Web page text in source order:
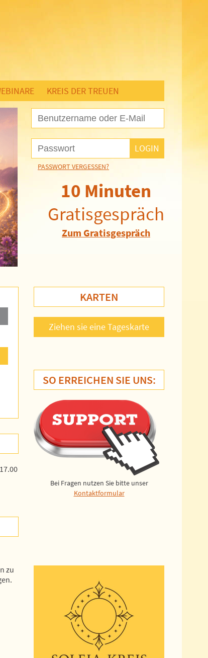
KREIS DER TREUEN
10 Minuten
Gratisgespräch
Zum Gratisgespräch
PASSWORT VERGESSEN?
Berater ID: 133
war sehr erhellend, liebe
ELLI
Berater ID: 199
zu
KARTEN
Ziehen sie eine Tageskarte
SO ERREICHEN SIE UNS:
Bei Fragen nutzen Sie bitte unser
Kontaktformular